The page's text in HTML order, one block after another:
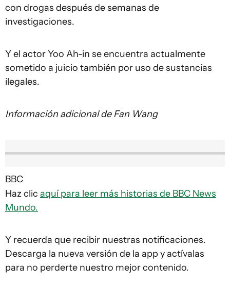
con drogas después de semanas de
investigaciones.
Y el actor Yoo Ah-in se encuentra actualmente
sometido a juicio también por uso de sustancias
ilegales.
Información adicional de Fan Wang
BBC
Haz clic aquí para leer más historias de BBC News
Mundo.
Y recuerda que recibir nuestras notificaciones.
Descarga la nueva versión de la app y actívalas
para no perderte nuestro mejor contenido.